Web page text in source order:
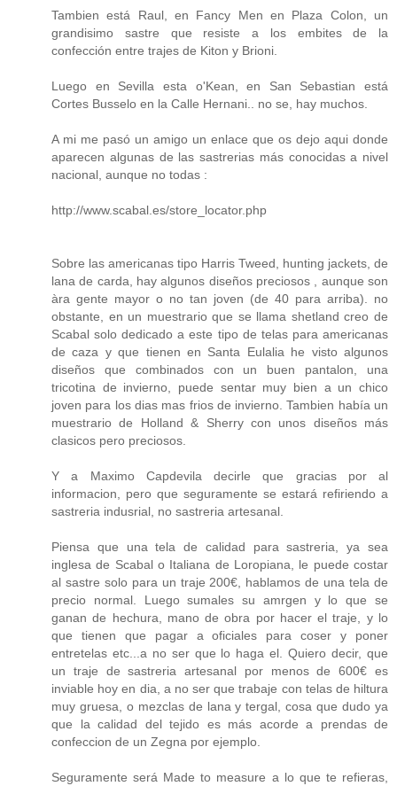
Tambien está Raul, en Fancy Men en Plaza Colon, un
grandisimo sastre que resiste a los embites de la
confección entre trajes de Kiton y Brioni.
Luego en Sevilla esta o'Kean, en San Sebastian está
Cortes Busselo en la Calle Hernani.. no se, hay muchos.
A mi me pasó un amigo un enlace que os dejo aqui donde
aparecen algunas de las sastrerias más conocidas a nivel
nacional, aunque no todas :
http://www.scabal.es/store_locator.php
Sobre las americanas tipo Harris Tweed, hunting jackets, de
lana de carda, hay algunos diseños preciosos , aunque son
àra gente mayor o no tan joven (de 40 para arriba). no
obstante, en un muestrario que se llama shetland creo de
Scabal solo dedicado a este tipo de telas para americanas
de caza y que tienen en Santa Eulalia he visto algunos
diseños que combinados con un buen pantalon, una
tricotina de invierno, puede sentar muy bien a un chico
joven para los dias mas frios de invierno. Tambien había un
muestrario de Holland & Sherry con unos diseños más
clasicos pero preciosos.
Y a Maximo Capdevila decirle que gracias por al
informacion, pero que seguramente se estará refiriendo a
sastreria indusrial, no sastreria artesanal.
Piensa que una tela de calidad para sastreria, ya sea
inglesa de Scabal o Italiana de Loropiana, le puede costar
al sastre solo para un traje 200€, hablamos de una tela de
precio normal. Luego sumales su amrgen y lo que se
ganan de hechura, mano de obra por hacer el traje, y lo
que tienen que pagar a oficiales para coser y poner
entretelas etc...a no ser que lo haga el. Quiero decir, que
un traje de sastreria artesanal por menos de 600€ es
inviable hoy en dia, a no ser que trabaje con telas de hiltura
muy gruesa, o mezclas de lana y tergal, cosa que dudo ya
que la calidad del tejido es más acorde a prendas de
confeccion de un Zegna por ejemplo.
Seguramente será Made to measure a lo que te refieras,